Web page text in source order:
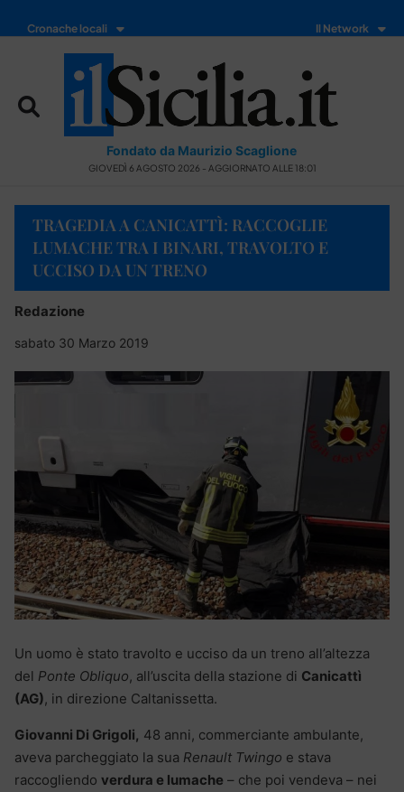
Cronache locali Il Network
Fondato da Maurizio Scaglione
GIOVEDÌ 6 AGOSTO 2026 - AGGIORNATO ALLE 18:01
TRAGEDIA A CANICATTÌ: RACCOGLIE
LUMACHE TRA I BINARI, TRAVOLTO E
UCCISO DA UN TRENO
Redazione
sabato 30 Marzo 2019
Un uomo è stato travolto e ucciso da un treno all’altezza
del Ponte Obliquo, all’uscita della stazione di Canicattì
(AG), in direzione Caltanissetta.
Giovanni Di Grigoli, 48 anni, commerciante ambulante,
aveva parcheggiato la sua Renault Twingo e stava
raccogliendo verdura e lumache – che poi vendeva – nei